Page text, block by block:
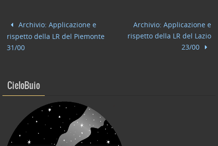
b
o
o
dI
n di
Archivio: Applicazione e
rispetto della LR del Piemonte
31/00
Archivio: Applicazione e
rispetto della LR del Lazio
23/00
CieloBuio